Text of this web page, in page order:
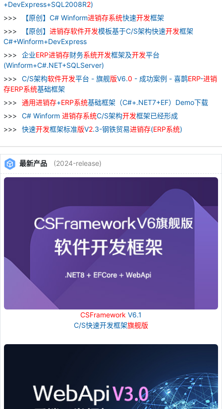
+DevExpress+SQL2008R2)
【原创】C# Winform进销存系统快速开发框架
【原创】 进销存软件开发模板基于C/S架构快速开发框架
C#+Winform+DevExpress
企业ERP进销存财务系统开发框架及开发平台
(Winform+C#.NET+SQLServer)
C/S架构软件开发平台 - 旗舰版V6.0 - 成功案例 - 喜鹊ERP-进销
存ERP系统基础框架
通用进销存+ERP系统基础框架（C#+.NET7+EF）Demo下载
C# Winform 进销存系统C/S架构开发框架已经形成
快速开发框架标准版V2.3-钢铁贸易进销存(ERP系统)
最新产品 (2024-release)
CSFramework V6.1
C/S快速开发框架旗舰版